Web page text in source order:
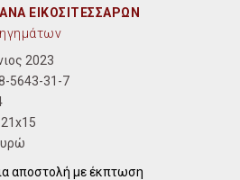
2023
5643-31-7
21x15
ΕΙΚΟΣΙΤΕΣΣΑΡΩΝ
αποστολή με έκπτωση